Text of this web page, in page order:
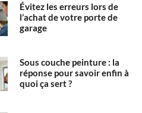
Évitez les erreurs lors de
l’achat de votre porte de
garage
Sous couche peinture : la
réponse pour savoir enfin à
quoi ça sert ?